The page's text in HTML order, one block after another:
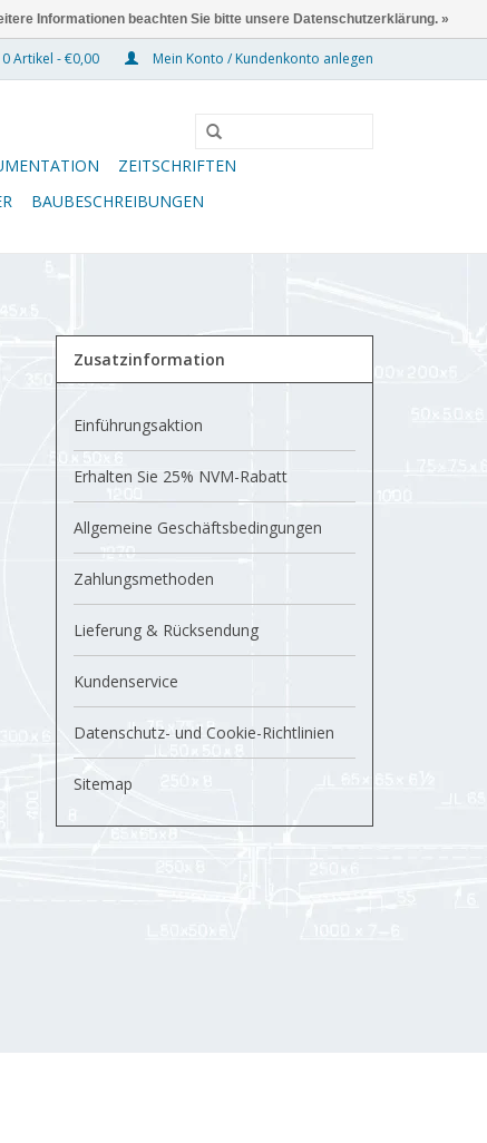
0 Artikel - €0,00 Mein Konto / Kundenkonto anlegen
ZEITSCHRIFTEN
BAUBESCHREIBUNGEN
Zusatzinformation
Einführungsaktion
Erhalten Sie 25% NVM-Rabatt
Allgemeine Geschäftsbedingungen
Zahlungsmethoden
Lieferung & Rücksendung
Kundenservice
Datenschutz- und Cookie-Richtlinien
Sitemap
Informationen beachten Sie bitte unsere Datenschutzerklärung. »